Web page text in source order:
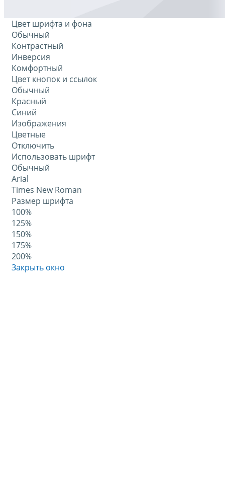
Цвет шрифта и фона
Обычный
Контрастный
Инверсия
Комфортный
Цвет кнопок и ссылок
Обычный
Красный
Синий
Изображения
Цветные
Отключить
Использовать шрифт
Обычный
Arial
Times New Roman
Размер шрифта
100%
125%
150%
175%
200%
Закрыть окно